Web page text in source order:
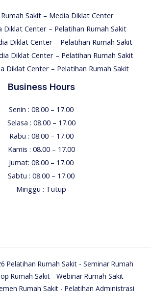
Sakit – Media Diklat Center
Diklat Center – Pelatihan Rumah Sakit
Diklat Center – Pelatihan Rumah Sakit
Diklat Center – Pelatihan Rumah Sakit
Diklat Center – Pelatihan Rumah Sakit
Business Hours
Senin : 08.00 – 17.00
Selasa : 08.00 – 17.00
Rabu : 08.00 – 17.00
Kamis : 08.00 – 17.00
Jumat: 08.00 – 17.00
Sabtu : 08.00 – 17.00
Minggu : Tutup
Pelatihan Rumah Sakit - Seminar Rumah
Rumah Sakit - Webinar Rumah Sakit -
Rumah Sakit - Pelatihan Administrasi